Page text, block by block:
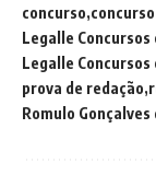
concurso
Legalle Concursos
Legalle Concursos
prova de redação
Romulo Gonçalves